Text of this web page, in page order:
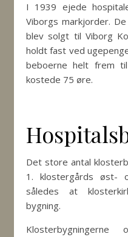
I 1939 ejede
Viborgs markjorder.
blev solgt til Viborg
holdt fast ved
beboerne helt frem
kostede 75 øre.
Det store antal
1. klostergårds øst-
således at
bygning.